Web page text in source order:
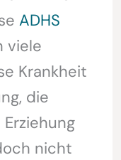
ADHS
viele
Krankheit
die
nicht